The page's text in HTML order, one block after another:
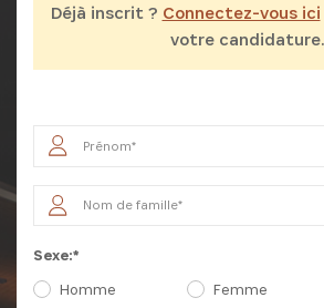
Déjà inscrit ? Connectez-vous ici
votre candidature.
Sexe:*
Homme
Femme